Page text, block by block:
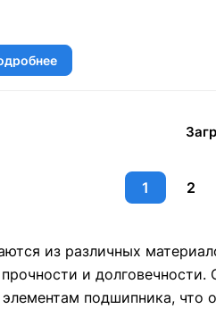
1 2
из различных
и
подшипника, что